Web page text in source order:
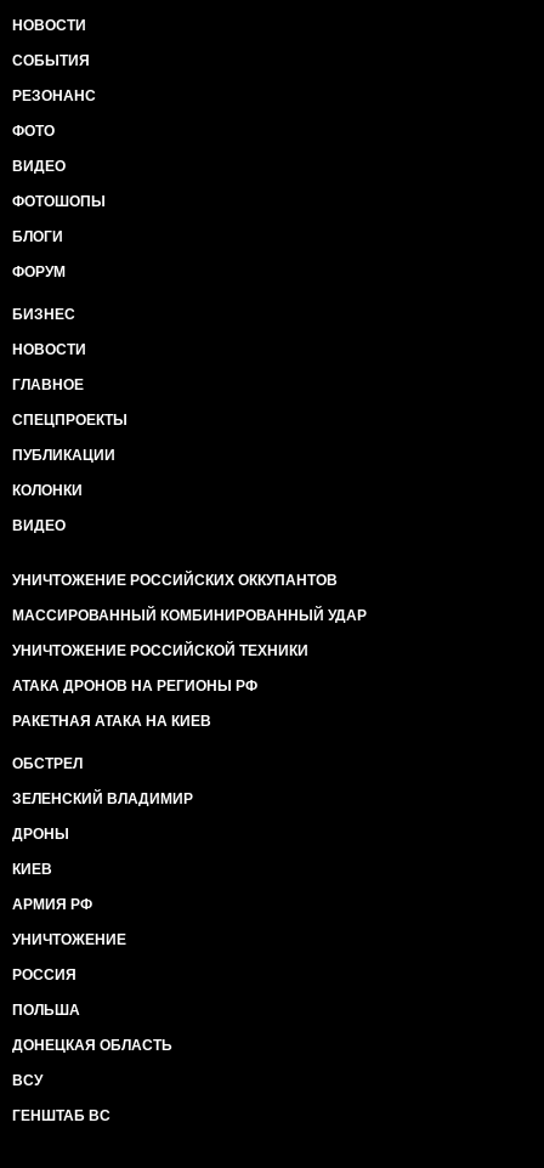
НОВОСТИ
СОБЫТИЯ
РЕЗОНАНС
ФОТО
ВИДЕО
ФОТОШОПЫ
БЛОГИ
ФОРУМ
БИЗНЕС
НОВОСТИ
ГЛАВНОЕ
СПЕЦПРОЕКТЫ
ПУБЛИКАЦИИ
КОЛОНКИ
ВИДЕО
УНИЧТОЖЕНИЕ РОССИЙСКИХ ОККУПАНТОВ
МАССИРОВАННЫЙ КОМБИНИРОВАННЫЙ УДАР
УНИЧТОЖЕНИЕ РОССИЙСКОЙ ТЕХНИКИ
АТАКА ДРОНОВ НА РЕГИОНЫ РФ
РАКЕТНАЯ АТАКА НА КИЕВ
ОБСТРЕЛ
ЗЕЛЕНСКИЙ ВЛАДИМИР
ДРОНЫ
КИЕВ
АРМИЯ РФ
УНИЧТОЖЕНИЕ
РОССИЯ
ПОЛЬША
ДОНЕЦКАЯ ОБЛАСТЬ
ВСУ
ГЕНШТАБ ВС